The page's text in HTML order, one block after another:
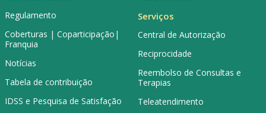
Regulamento
Coberturas | Coparticipação|
Franquia
Notícias
Tabela de contribuição
IDSS e Pesquisa de Satisfação
Serviços
Central de Autorização
Reciprocidade
Reembolso de Consultas e
Terapias
Teleatendimento